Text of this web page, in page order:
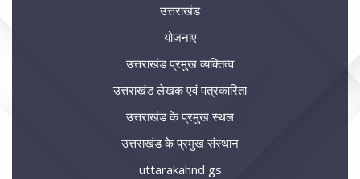
उत्तराखंड
योजनाए
उत्तराखंड प्रमुख व्यक्तित्व
उत्तराखंड लेखक एवं पत्रकारिता
उत्तराखंड के प्रमुख स्थल
उत्तराखंड के प्रमुख संस्थान
uttarakahnd gs